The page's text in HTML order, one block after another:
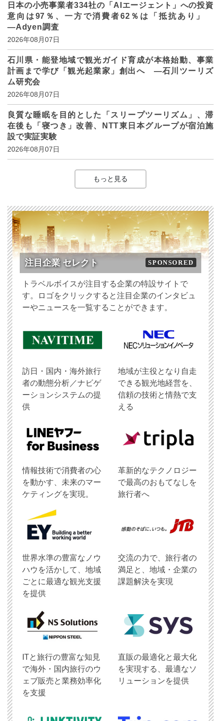
日本の小売事業者334社の「AIエージェント」への投資
意向は97％、一方で消費者62％は「抵抗あり」
―Adyen調査
2026年08月07日
石川県・能登地域で観光ガイド育成が本格始動、事業
計画まで学び「観光起業家」創出へ ―石川ツーリズ
ム研究会
2026年08月07日
良質な睡眠を目的とした「スリープツーリズム」、滞
在後も「寝つき」改善、NTT東日本グループが宿泊施
設で実証実験
2026年08月07日
もっと見る
注目企業 セレクト SPONSORED
トラベルボイスが注目する企業の特設サイトで
す。ロゴをクリックすると注目企業のインタビュ
ーやニュースを一覧することができます。
訪日・国内・海外旅行
者の動態分析／ナビゲ
ーションシステムの提
供
地域が主役となり自走
できる観光地経営を、
信頼の技術と情熱で支
える
情報技術で消費者の心
を動かす、未来のマー
ケティングを実現。
革新的なテクノロジー
で最高のおもてなしを
旅行者へ
世界水準の豊富なノウ
ハウを活かして、地域
ごとに最適な観光支援
を提供
交流の力で、旅行者の
満足と、地域・企業の
課題解決を実現
ITと旅行の豊富な知見
で海外・国内旅行のウ
ェブ販売と業務効率化
を支援
直販の最適化と最大化
を実現する、最適なソ
リューションを提供